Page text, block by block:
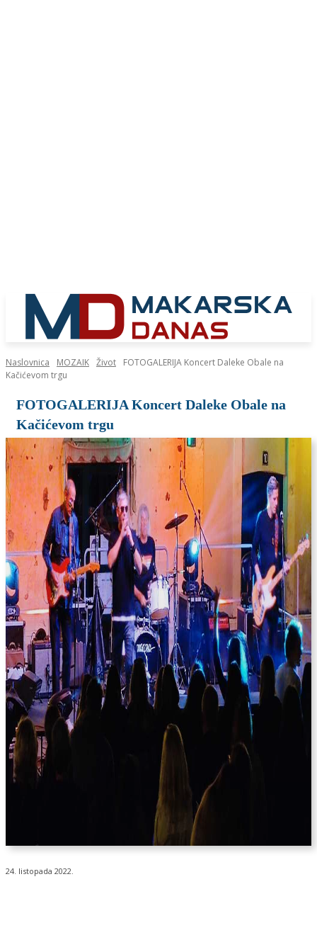
Naslovnica MOZAIK Život
FOTOGALERIJA Koncert Daleke Obale na
Kačićevom trgu
FOTOGALERIJA Koncert Daleke Obale na
Kačićevom trgu
24. listopada 2022.